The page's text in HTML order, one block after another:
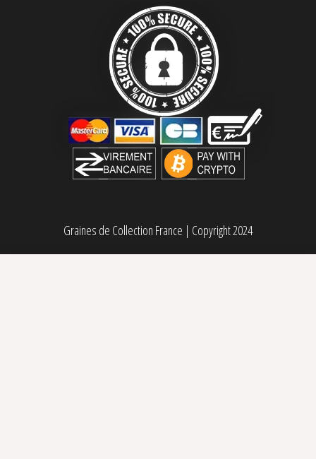
Graines de Collection France | Copyright 2024